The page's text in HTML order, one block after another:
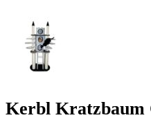
Kerbl Kratzbaum